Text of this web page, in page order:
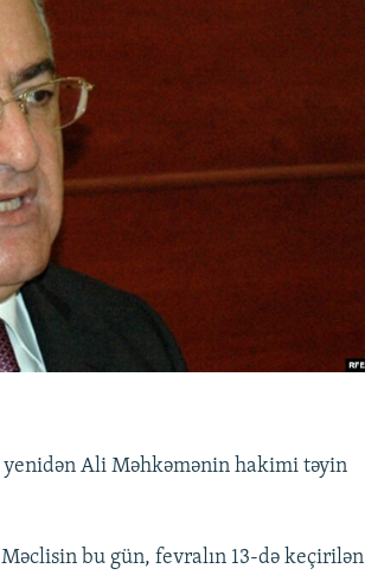
yenidən Ali Məhkəmənin hakimi təyin
bu gün, fevralın 13-də keçirilən